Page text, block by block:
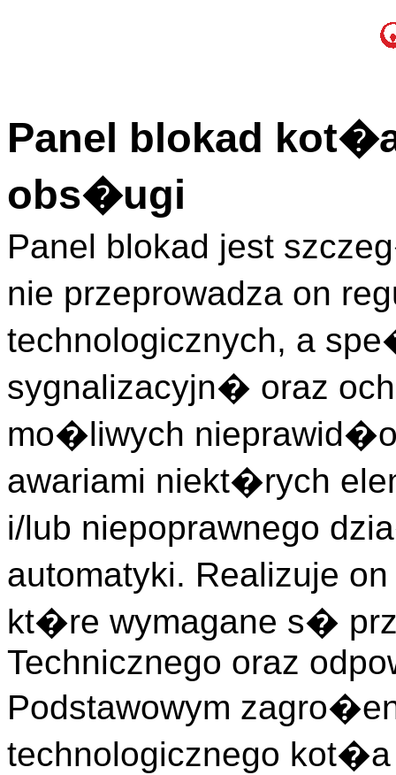
Panel blokad
obs�ugi
Panel blokad jest
nie przeprowadza on
technologicznych, a
sygnalizacyjn� oraz
mo�liwych
awariami niekt�rych
i/lub niepoprawnego
automatyki. Realizuje
kt�re wymagane s�
Technicznego oraz
Podstawowym
technologicznego